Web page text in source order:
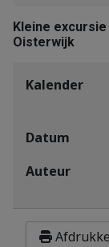
Kleine
Oisterwijk
Kalender
Datum
Auteur